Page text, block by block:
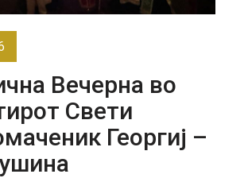
Вечерна во
Свети
Георгиј –